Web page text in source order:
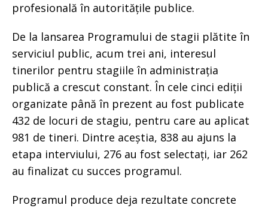
profesională în autoritățile publice.
De la lansarea Programului de stagii plătite în
serviciul public, acum trei ani, interesul
tinerilor pentru stagiile în administrația
publică a crescut constant. În cele cinci ediții
organizate până în prezent au fost publicate
432 de locuri de stagiu, pentru care au aplicat
981 de tineri. Dintre aceștia, 838 au ajuns la
etapa interviului, 276 au fost selectați, iar 262
au finalizat cu succes programul.
Programul produce deja rezultate concrete